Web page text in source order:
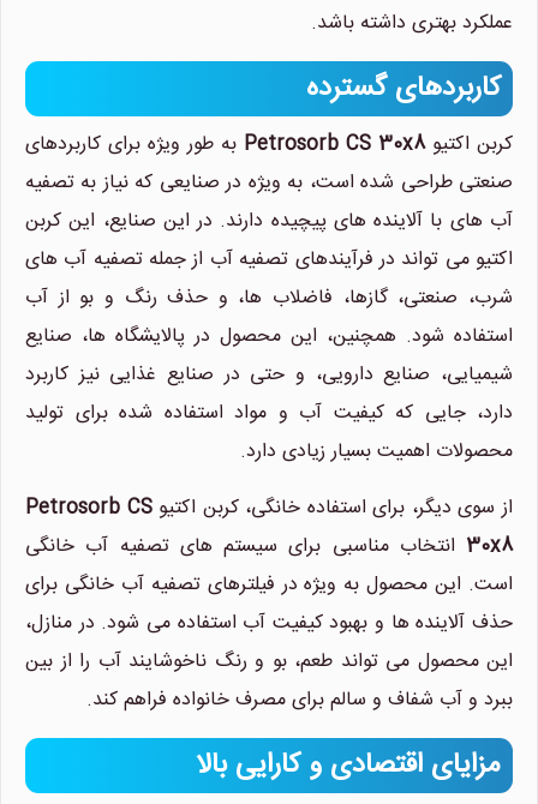
عملکرد بهتری داشته باشد.
کاربردهای گسترده
کربن اکتیوPetrosorb CS 30x8 به طور ویژه برای کاربردهای
صنعتی طراحی شده است، به ویژه در صنایعی که نیاز به تصفیه
آب های با آلاینده های پیچیده دارند. در این صنایع، این کربن
اکتیو می تواند در فرآیندهای تصفیه آب از جمله تصفیه آب های
شرب، صنعتی، گازها، فاضلاب ها، و حذف رنگ و بو از آب
استفاده شود. همچنین، این محصول در پالایشگاه ها، صنایع
شیمیایی، صنایع دارویی، و حتی در صنایع غذایی نیز کاربرد
دارد، جایی که کیفیت آب و مواد استفاده شده برای تولید
محصولات اهمیت بسیار زیادی دارد.
از سوی دیگر، برای استفاده خانگی، کربن اکتیوPetrosorb CS
30x8 انتخاب مناسبی برای سیستم های تصفیه آب خانگی
است. این محصول به ویژه در فیلترهای تصفیه آب خانگی برای
حذف آلاینده ها و بهبود کیفیت آب استفاده می شود. در منازل،
این محصول می تواند طعم، بو و رنگ ناخوشایند آب را از بین
ببرد و آب شفاف و سالم برای مصرف خانواده فراهم کند.
مزایای اقتصادی و کارایی بالا